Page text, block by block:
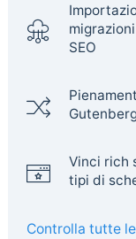
SEO
Vinci rich
tipi di
Controlla tutte